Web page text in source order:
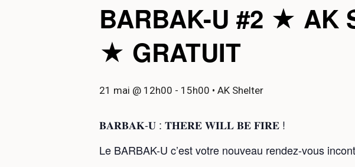
BARBAK-U #2 ★ AK
★ GRATUIT
21 mai @ 12h00 - 15h00 • AK Shelter
𝐁𝐀𝐑𝐁𝐀𝐊-𝐔 : 𝐓𝐇𝐄𝐑𝐄 𝐖𝐈𝐋𝐋 𝐁𝐄 𝐅𝐈𝐑𝐄 !
Le BARBAK-U c’est votre nouveau rendez-vous